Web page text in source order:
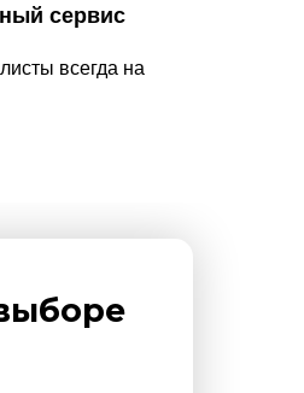
сервис
всегда на